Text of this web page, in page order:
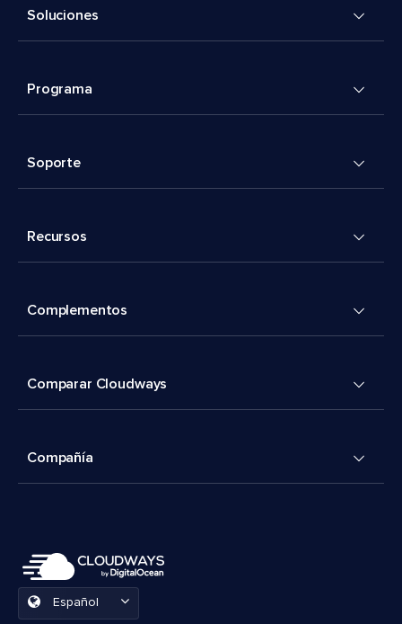
Soluciones
Programa
Soporte
Recursos
Complementos
Comparar Cloudways
Compañía
Español